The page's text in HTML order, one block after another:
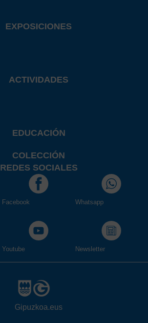
EXPOSICIONES
ACTIVIDADES
EDUCACIÓN
COLECCIÓN
REDES SOCIALES
Facebook Whatsapp
Youtube Newsletter
Gipuzkoa.eus